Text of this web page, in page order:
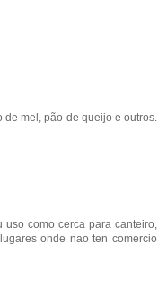
de mel, pão de queijo e outros.
como cerca para canteiro,
onde nao ten comercio